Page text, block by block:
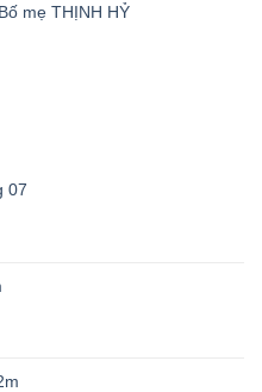
mẹ THỊNH HỶ
07